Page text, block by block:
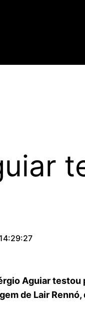
14:29:27
Aguiar testou
de Lair